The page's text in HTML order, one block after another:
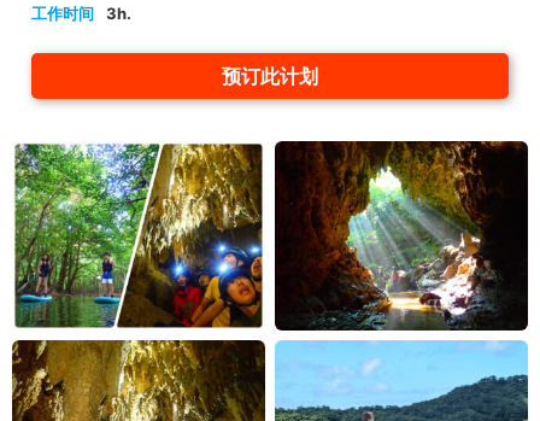
工作时间 3h.
预订此计划